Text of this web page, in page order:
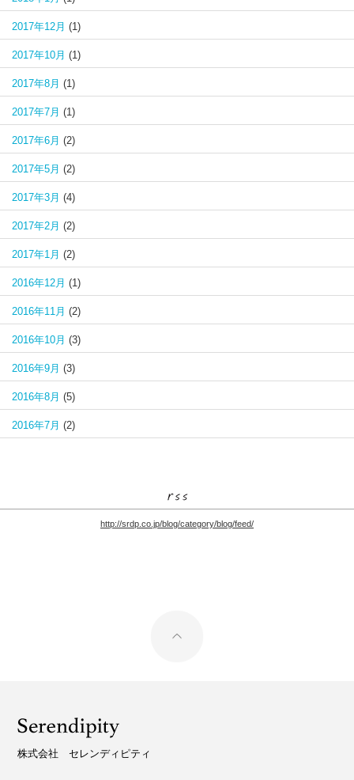
2017年12月 (1)
2017年10月 (1)
2017年8月 (1)
2017年7月 (1)
2017年6月 (2)
2017年5月 (2)
2017年3月 (4)
2017年2月 (2)
2017年1月 (2)
2016年12月 (1)
2016年11月 (2)
2016年10月 (3)
2016年9月 (3)
2016年8月 (5)
2016年7月 (2)
http://srdp.co.jp/blog/category/blog/feed/
株式会社 セレンディピティ